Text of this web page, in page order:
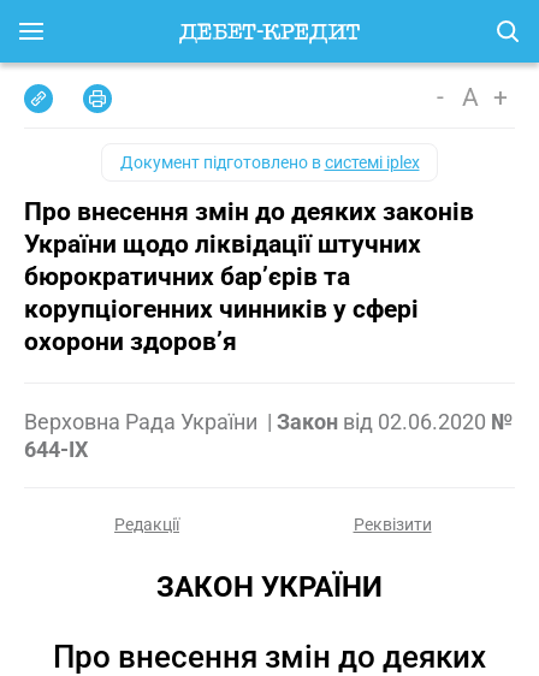
- A +
Документ підготовлено всистемі iplex
Про внесення змін до деяких законів
України щодо ліквідації штучних
бюрократичних бар’єрів та
корупціогенних чинників у сфері
охорони здоров’я
Верховна Рада України | Закон від 02.06.2020 №
644-IX
Редакції Реквізити
ЗАКОН УКРАЇНИ
Про внесення змін до деяких